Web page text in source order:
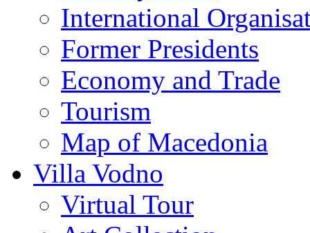
International
Former Presidents
Economy and Trade
Tourism
Map of Macedonia
Villa Vodno
Virtual Tour